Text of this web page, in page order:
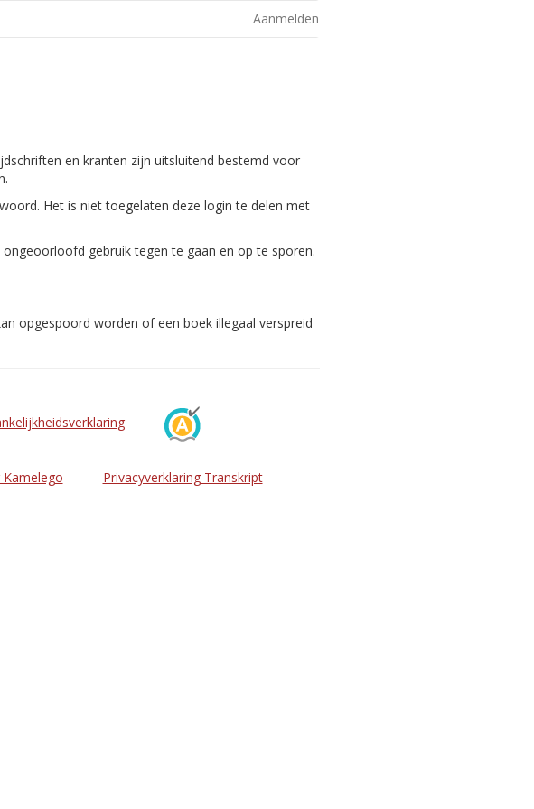
Aanmelden
en kranten zijn uitsluitend bestemd voor
Het is niet toegelaten deze login te delen met
gebruik tegen te gaan en op te sporen.
opgespoord worden of een boek illegaal verspreid
Kamelego Privacyverklaring Transkript